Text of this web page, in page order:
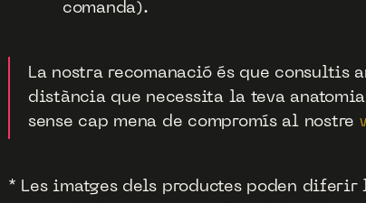
comanda).
La nostra recomanació és que consultis
distància que necessita la teva
sense cap mena de compromís al nostre
* Les imatges dels productes poden